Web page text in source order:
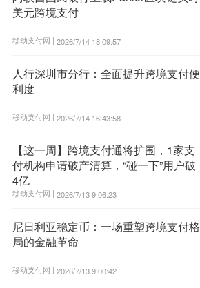
美元跨境支付
移动支付网 | 2026/7/14 18:09:57
人行深圳市分行：全面提升跨境支付便
利度
移动支付网 | 2026/7/14 16:43:58
【这一周】跨境支付通将扩围，1家支
付机构申请破产清算，“碰一下”用户破
4亿
移动支付网 | 2026/7/13 9:06:23
尼日利亚稳定币：一场重塑跨境支付格
局的金融革命
移动支付网 | 2026/7/13 9:00:42